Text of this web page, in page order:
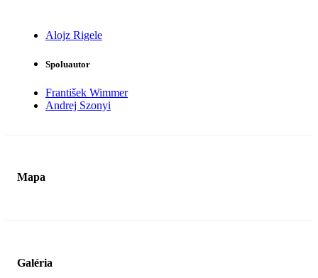
Alojz Rigele
Spoluautor
František Wimmer
Andrej Szonyi
Mapa
Galéria